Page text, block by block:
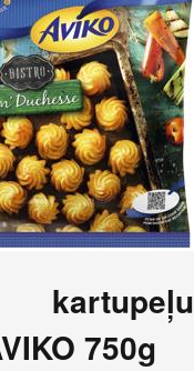
kartupeļu
750g